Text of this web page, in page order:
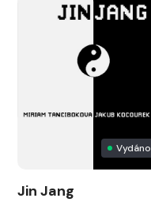
Vydáno
Jin Jang